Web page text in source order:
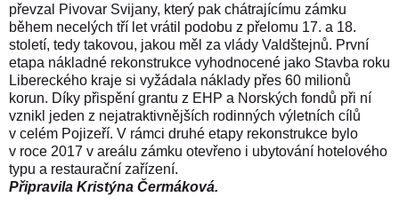
převzal Pivovar Svijany, který pak chátrajícímu zámku
během necelých tří let vrátil podobu z přelomu 17. a 18.
století, tedy takovou, jakou měl za vlády Valdštejnů. První
etapa nákladné rekonstrukce vyhodnocené jako Stavba roku
Libereckého kraje si vyžádala náklady přes 60 milionů
korun. Díky přispění grantu z EHP a Norských fondů při ní
vznikl jeden z nejatraktivnějších rodinných výletních cílů
v celém Pojizeří. V rámci druhé etapy rekonstrukce bylo
v roce 2017 v areálu zámku otevřeno i ubytování hotelového
typu a restaurační zařízení.
Připravila Kristýna Čermáková.